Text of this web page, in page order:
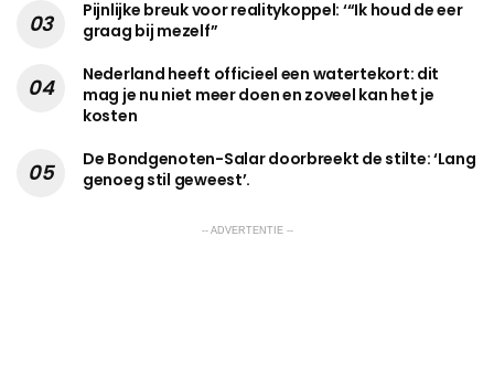
Pijnlijke breuk voor realitykoppel: ‘“Ik houd de eer
graag bij mezelf”
Nederland heeft officieel een watertekort: dit
mag je nu niet meer doen en zoveel kan het je
kosten
De Bondgenoten-Salar doorbreekt de stilte: ‘Lang
genoeg stil geweest’.
-- ADVERTENTIE --